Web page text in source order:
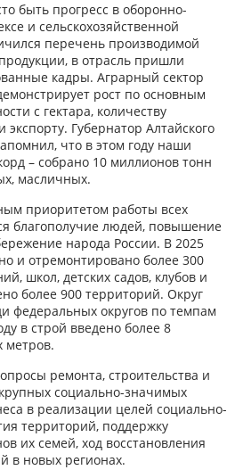
быть прогресс в оборонно-
и сельскохозяйственной
перечень производимой
в отрасль пришли
кадры. Аграрный сектор
рост по основным
с гектара, количеству
Губернатор Алтайского
что в этом году наши
– собрано 10 миллионов тонн
масличных.
приоритетом работы всех
благополучие людей, повышение
народа России. В 2025
и отремонтировано более 300
школ, детских садов, клубов и
более 900 территорий. Округ
федеральных округов по темпам
в строй введено более 8
метров.
ремонта, строительства и
социально-значимых
в реализации целей социально-
территорий, поддержку
их семей, ход восстановления
в новых регионах.